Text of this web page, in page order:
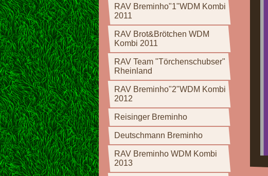
RAV Breminho"1"WDM Kombi
2011
RAV Brot&Brötchen WDM
Kombi 2011
RAV Team "Törchenschubser"
Rheinland
RAV Breminho"2"WDM Kombi
2012
Reisinger Breminho
Deutschmann Breminho
RAV Breminho WDM Kombi
2013